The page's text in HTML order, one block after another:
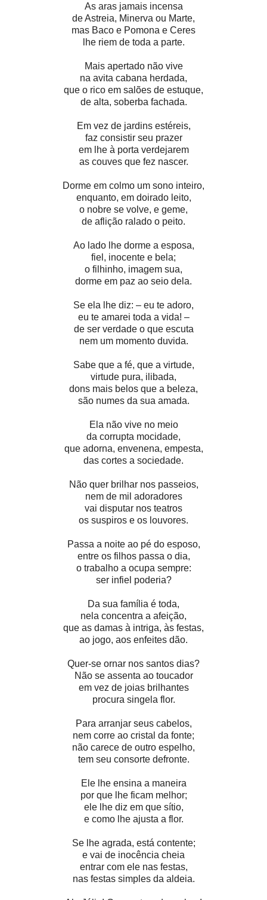
As aras jamais incensa
de Astreia, Minerva ou Marte,
mas Baco e Pomona e Ceres
lhe riem de toda a parte.
Mais apertado não vive
na avita cabana herdada,
que o rico em salões de estuque,
de alta, soberba fachada.
Em vez de jardins estéreis,
faz consistir seu prazer
em lhe à porta verdejarem
as couves que fez nascer.
Dorme em colmo um sono inteiro,
enquanto, em doirado leito,
o nobre se volve, e geme,
de aflição ralado o peito.
Ao lado lhe dorme a esposa,
fiel, inocente e bela;
o filhinho, imagem sua,
dorme em paz ao seio dela.
Se ela lhe diz: – eu te adoro,
eu te amarei toda a vida! –
de ser verdade o que escuta
nem um momento duvida.
Sabe que a fé, que a virtude,
virtude pura, ilibada,
dons mais belos que a beleza,
são numes da sua amada.
Ela não vive no meio
da corrupta mocidade,
que adorna, envenena, empesta,
das cortes a sociedade.
Não quer brilhar nos passeios,
nem de mil adoradores
vai disputar nos teatros
os suspiros e os louvores.
Passa a noite ao pé do esposo,
entre os filhos passa o dia,
o trabalho a ocupa sempre:
ser infiel poderia?
Da sua família é toda,
nela concentra a afeição,
que as damas à intriga, às festas,
ao jogo, aos enfeites dão.
Quer-se ornar nos santos dias?
Não se assenta ao toucador
em vez de joias brilhantes
procura singela flor.
Para arranjar seus cabelos,
nem corre ao cristal da fonte;
não carece de outro espelho,
tem seu consorte defronte.
Ele lhe ensina a maneira
por que lhe ficam melhor;
ele lhe diz em que sítio,
e como lhe ajusta a flor.
Se lhe agrada, está contente;
e vai de inocência cheia
entrar com ele nas festas,
nas festas simples da aldeia.